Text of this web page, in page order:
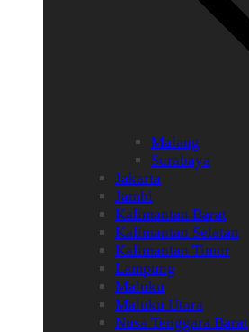
Malang
Surabaya
Jakarta
Jambi
Kalimantan Barat
Kalimantan Selatan
Kalimantan Timur
Lampung
Maluku
Maluku Utara
Nusa Tenggara Barat